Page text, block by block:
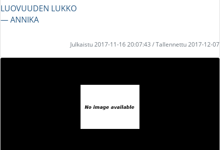
LUOVUUDEN LUKKO
― ANNIKA
Julkaistu 2017-11-16 20:07:43 / Tallennettu 2017-12-07